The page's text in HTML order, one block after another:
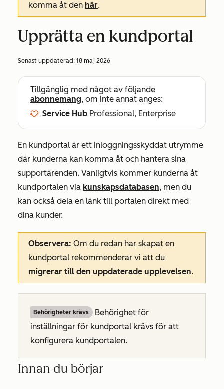
komma åt den här.
Upprätta en kundportal
Senast uppdaterad: 18 maj 2026
Tillgänglig med något av följande
abonnemang, om inte annat anges:
Service Hub Professional, Enterprise
En kundportal är ett inloggningsskyddat utrymme
där kunderna kan komma åt och hantera sina
supportärenden. Vanligtvis kommer kunderna åt
kundportalen via kunskapsdatabasen, men du
kan också dela en länk till portalen direkt med
dina kunder.
Observera: Om du redan har skapat en
kundportal rekommenderar vi att du
migrerar till den uppdaterade upplevelsen.
Behörigheter krävs
Behörighet för
inställningar för kundportal krävs för att
konfigurera kundportalen.
Innan du börjar